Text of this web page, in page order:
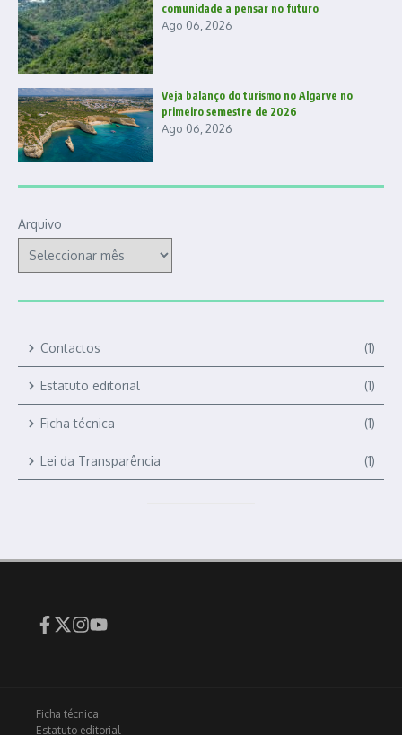
comunidade a pensar no futuro
Ago 06, 2026
Veja balanço do turismo no Algarve no
primeiro semestre de 2026
Ago 06, 2026
Arquivo
Contactos (1)
Estatuto editorial (1)
Ficha técnica (1)
Lei da Transparência (1)
Ficha técnica
Estatuto editorial